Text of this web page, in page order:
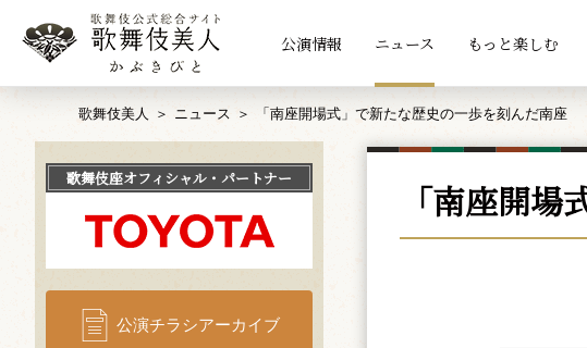
公演情報 ニュース もっと楽しむ
歌舞伎美人 ニュース 「南座開場式」で新たな歴史の一歩を刻んだ南座
「南座開
歌舞伎座オフィシャル・パートナー
公演チラシアーカイブ